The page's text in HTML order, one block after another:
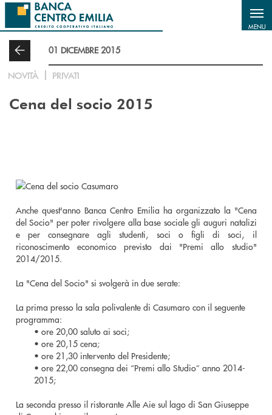
Salta al contenuto principale
MENU
01 DICEMBRE 2015
NOVITÀ PRIVATI
Cena del socio 2015
Anche quest'anno Banca Centro Emilia ha organizzato la "Cena
del Socio" per poter rivolgere alla base sociale gli auguri natalizi
e per consegnare agli studenti, soci o figli di soci, il
riconoscimento economico previsto dai "Premi allo studio"
2014/2015.
La "Cena del Socio" si svolgerà in due serate:
La prima presso la sala polivalente di Casumaro con il seguente
programma:
• ore 20,00 saluto ai soci;
• ore 20,15 cena;
• ore 21,30 intervento del Presidente;
• ore 22,00 consegna dei “Premi allo Studio” anno 2014-
2015;
La seconda presso il ristorante Alle Aie sul lago di San Giuseppe